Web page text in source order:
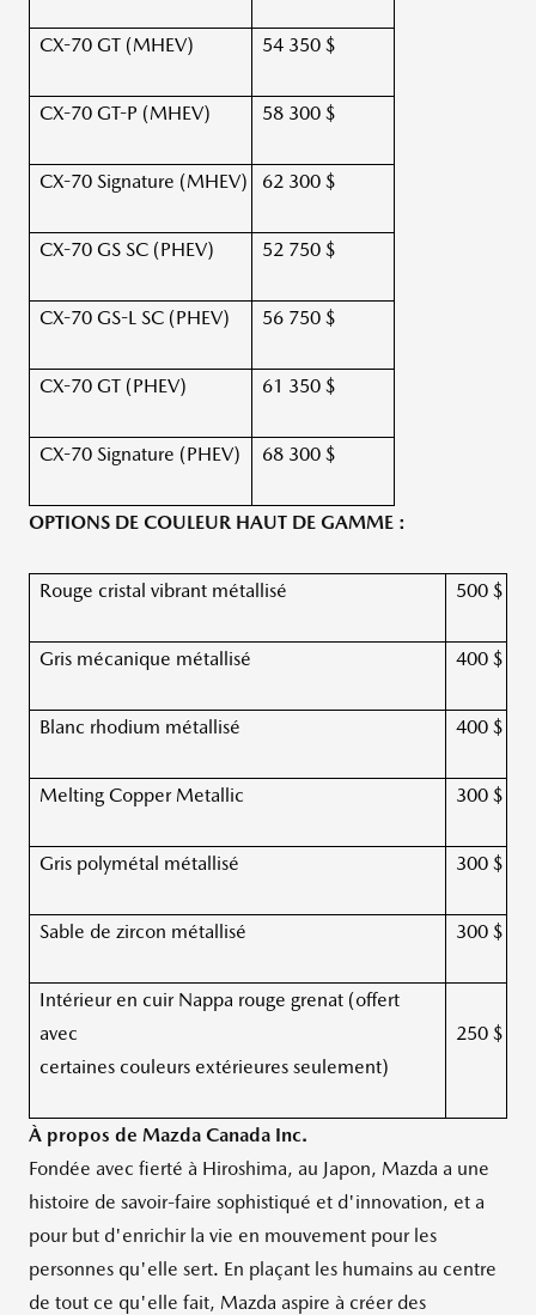
CX-70 GT (MHEV) 54 350 $
CX-70 GT-P (MHEV) 58 300 $
CX-70 Signature (MHEV) 62 300 $
CX-70 GS SC (PHEV) 52 750 $
CX-70 GS-L SC (PHEV) 56 750 $
CX-70 GT (PHEV) 61 350 $
CX-70 Signature (PHEV) 68 300 $
OPTIONS DE COULEUR HAUT DE GAMME :
Rouge cristal vibrant métallisé 500 $
Gris mécanique métallisé 400 $
Blanc rhodium métallisé 400 $
Melting Copper Metallic 300 $
Gris polymétal métallisé 300 $
Sable de zircon métallisé 300 $
Intérieur en cuir Nappa rouge grenat (offert
avec
certaines couleurs extérieures seulement)
250 $
À propos de Mazda Canada Inc.
Fondée avec fierté à Hiroshima, au Japon, Mazda a une
histoire de savoir-faire sophistiqué et d'innovation, et a
pour but d'enrichir la vie en mouvement pour les
personnes qu'elle sert. En plaçant les humains au centre
de tout ce qu'elle fait, Mazda aspire à créer des